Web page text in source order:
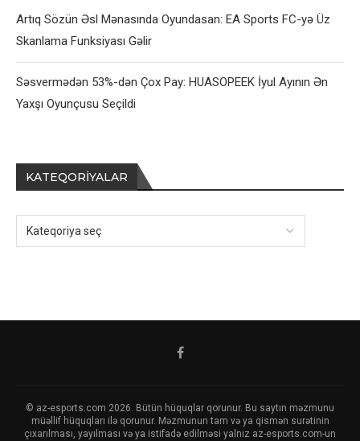
Artıq Sözün Əsl Mənasında Oyundasan: EA Sports FC-yə Üz
Skanlama Funksiyası Gəlir
Səsvermədən 53%-dən Çox Pay: HUASOPEEK İyul Ayının Ən
Yaxşı Oyunçusu Seçildi
KATEQORIYALAR
© az-esports.com 2026. Bütün hüquqlar qorunur. Bu saytın məzmunu
müəllif hüquqları ilə qorunur. Məzmunun tam və ya qismən surətinin
çıxarılması, yayılması və ya istifadə edilməsi yalnız az-esports.com-un